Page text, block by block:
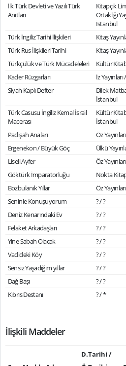
İlk Türk Devleti ve Yazılı Türk
Anıtları
Kitapçık
Ortaklığı
İstanbul
Türk İngiliz Tarihi İlişkileri Kitaş
Türk Rus İlişkileri Tarihi
Kitaş
Türkçülük ve Türk Mücadeleleri
Kültür
Kader Rüzgarları
İz
Siyah Kaplı Defter
Dilek
İstanbul
Türk Casusu İngiliz Kemal İsrail
Macerası
Kültür
İstanbul
Padişah Anaları Öz
Ergenekon / Büyük Göç
Ülkü
Liseli Ayfer
Öz
Göktürk İmparatorluğu
Nokta
Bozbulanık Yıllar
Öz
Seninle Konuşuyorum
? / ?
Deniz Kenarındaki Ev
? / ?
Felaket Arkadaşları
? / ?
Yine Sabah Olacak
? / ?
Vadideki Köy
? / ?
Sensiz Yaşadığım yıllar
? / ?
Dağ Başı
? / ?
Kıbrıs Destanı
? / *
İlişkili Maddeler
D.Tarihi /